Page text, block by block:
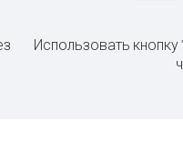
Использовать